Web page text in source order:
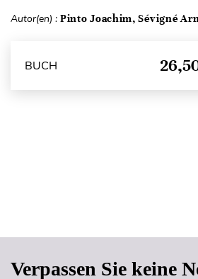
Autor(en) : Pinto Joachim, Sévigné
BUCH
Verpassen Sie keine